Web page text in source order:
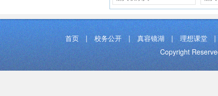
首页 | 校务公开 | 真容镜湖 | 理想课堂 |
Copyright